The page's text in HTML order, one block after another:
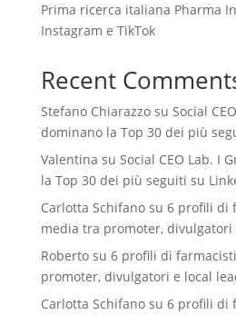
Prima ricerca italiana Pharma
Instagram e TikTok
Recent
Stefano Chiarazzosu Social
dominano la Top 30 dei più
Valentina su Social CEO Lab. I
la Top 30 dei più seguiti su
Carlotta Schifanosu 6 profili di
media tra promoter, divulgatori
Robertosu 6 profili di
promoter, divulgatori e local
Carlotta Schifanosu 6 profili di